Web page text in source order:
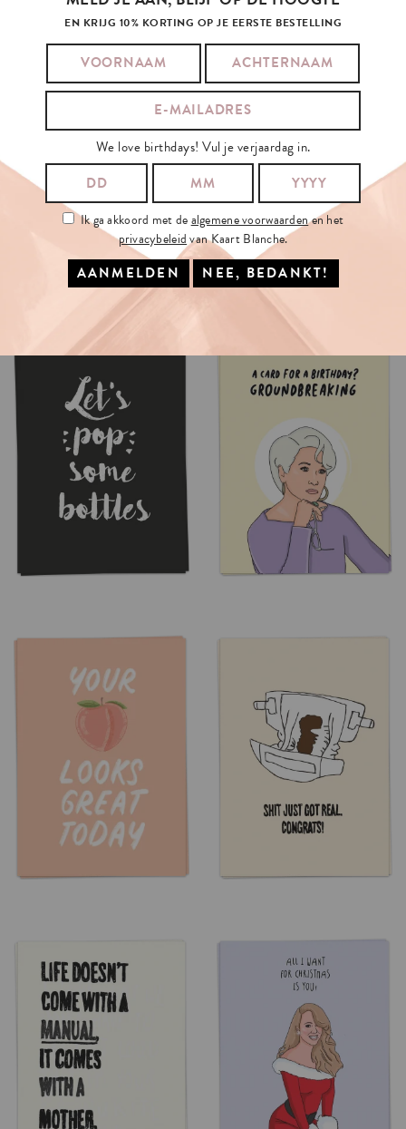
HEB JE EEN POSTZEGEL NODIG?
BEKIJK OOK ONZE GIFT-TAGS
KARDASHIAN ALSO LIKED
EN KRIJG 10% KORTING OP JE EERSTE BESTELLING
We love birthdays! Vul je verjaardag in.
Ik ga akkoord met dealgemene voorwaardenen het
privacybeleidvan Kaart Blanche.